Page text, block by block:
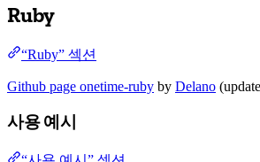
Ruby
“Ruby” 섹션
Github page onetime-ruby by Delano
사용 예시